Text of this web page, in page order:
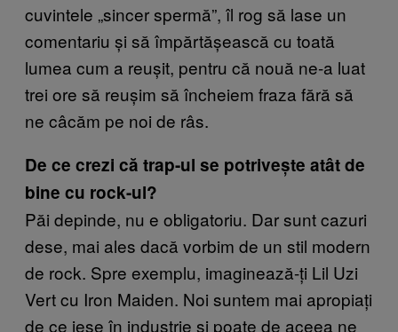
cuvintele „sincer spermă”, îl rog să lase un
comentariu și să împărtășească cu toată
lumea cum a reușit, pentru că nouă ne-a luat
trei ore să reușim să încheiem fraza fără să
ne câcăm pe noi de râs.
De ce crezi că trap-ul se potrivește atât de
bine cu rock-ul?
Păi depinde, nu e obligatoriu. Dar sunt cazuri
dese, mai ales dacă vorbim de un stil modern
de rock. Spre exemplu, imaginează-ți Lil Uzi
Vert cu Iron Maiden. Noi suntem mai apropiați
de ce iese în industrie și poate de aceea ne